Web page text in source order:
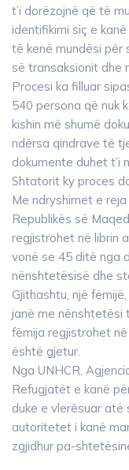
t’i dorëzojnë që të
identifikimi siç e
të kenë mundësi për
së transaksionit dhe
Procesi ka filluar
540 persona që nuk
kishin më shumë
ndërsa qindrave të
dokumente duhet t’i
Shtatorit ky proces
Me ndryshimet e
Republikës së
regjistrohet në librin
vonë se 45 ditë nga
nënshtetësisë dhe
Gjithashtu, një
janë me nënshtetësi
fëmija regjistrohet në
është gjetur.
Nga UNHCR,
Refugjatët e kanë
duke e vlerësuar atë
autoritetet i kanë
zgjidhur pa-